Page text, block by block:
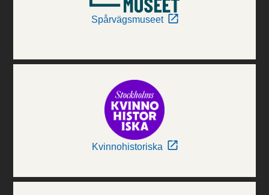
Spårvägsmuseet
Kvinnohistoriska